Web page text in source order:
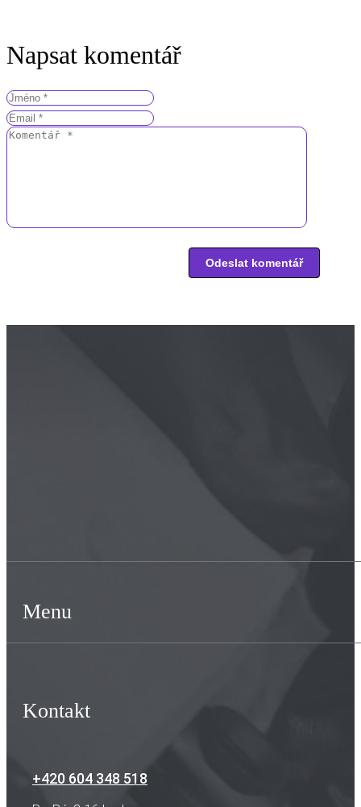
Napsat komentář
Menu
Kontakt
+420 604 348 518